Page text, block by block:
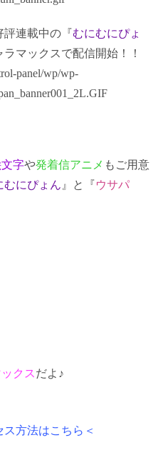
評連載中の『むにむにぴょ
ラマックスで配信開始！！
字や発着信アニメ もご用意
むにぴょん 』 と 『ウサパ
クスだよ♪
方法はこちら＜